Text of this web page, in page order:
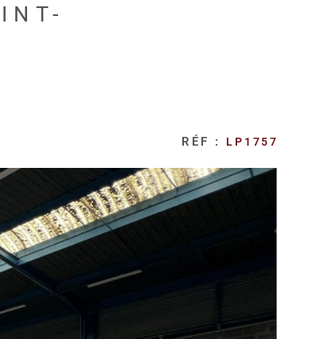
RÉF : LP1757